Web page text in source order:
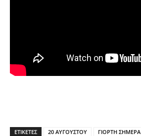
ΕΤΙΚΕΤΕΣ 20 ΑΥΓΟΥΣΤΟΥ ΓΙΟΡΤΗ ΣΗΜΕΡΑ